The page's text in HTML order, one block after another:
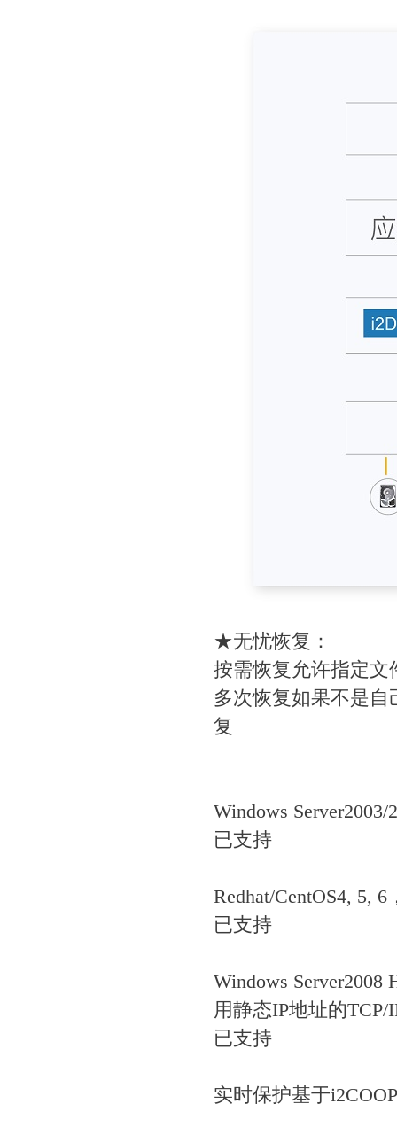
★无忧恢复：
按需恢复允许指定文
多次恢复如果不是
复
Windows
已支持
Redhat/CentOS4, 5,
已支持
Windows
用静态IP地址的
已支持
实时保护基于